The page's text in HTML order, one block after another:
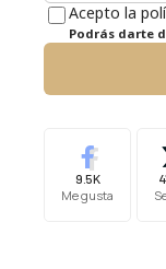
Acepto la
Podrás darte
9.5K
Me gusta